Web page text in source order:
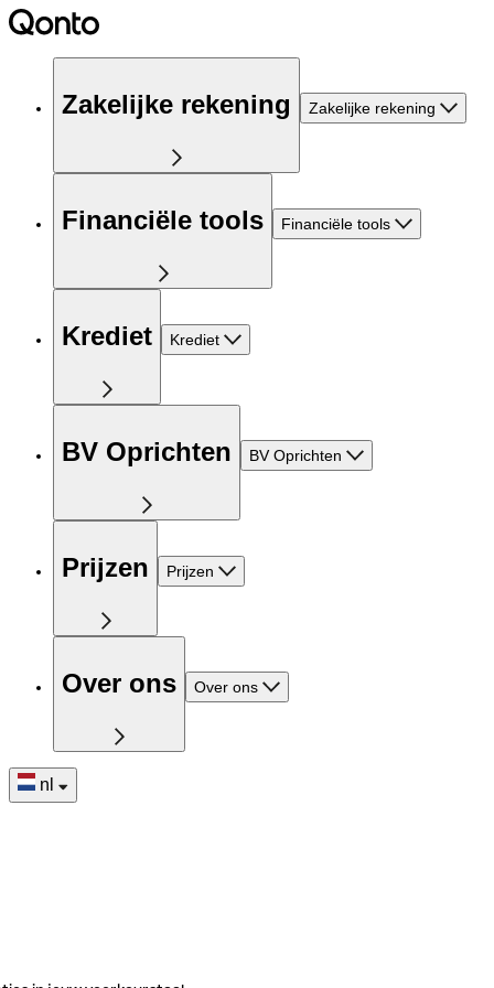
Zakelijke rekening Zakelijke rekening
Financiële tools Financiële tools
Krediet Krediet
BV Oprichten BV Oprichten
Prijzen Prijzen
Over ons Over ons
nl